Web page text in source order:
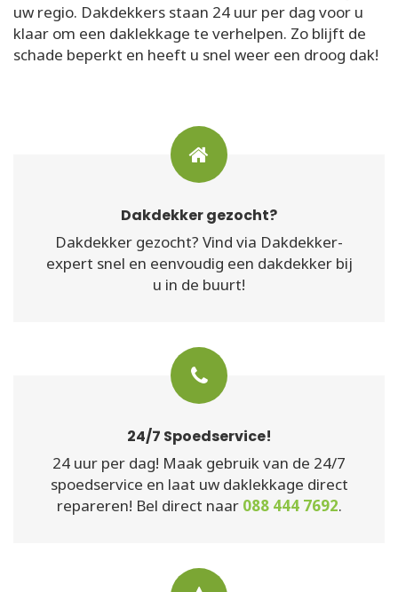
uw regio. Dakdekkers staan 24 uur per dag voor u
klaar om een daklekkage te verhelpen. Zo blijft de
schade beperkt en heeft u snel weer een droog dak!
Dakdekker gezocht?
Dakdekker gezocht? Vind via Dakdekker-
expert snel en eenvoudig een dakdekker bij
u in de buurt!
24/7 Spoedservice!
24 uur per dag! Maak gebruik van de 24/7
spoedservice en laat uw daklekkage direct
repareren! Bel direct naar 088 444 7692.